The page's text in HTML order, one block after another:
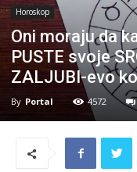
Horoskop
Oni moraju da
PUSTE svoje
ZALJUBI-evo
By Portal 4572